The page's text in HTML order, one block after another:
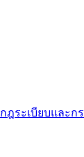
กฎระเบียบและ